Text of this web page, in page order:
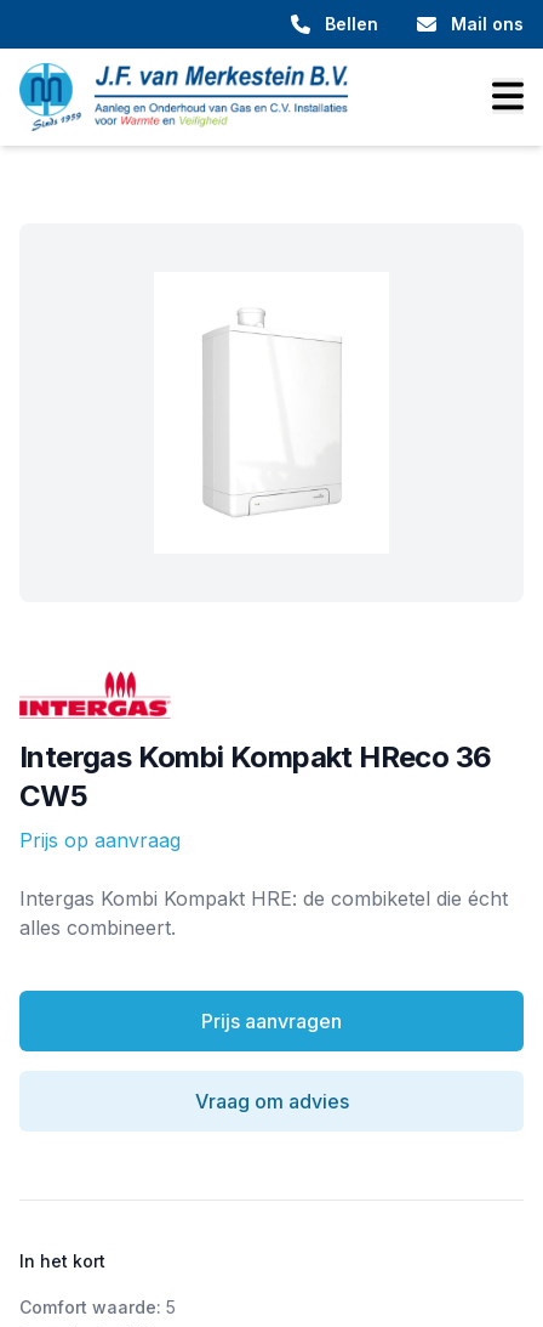
Bellen Mail ons
Intergas Kombi Kompakt HReco 36
CW5
Prijs op aanvraag
Intergas Kombi Kompakt HRE: de combiketel die écht
alles combineert.
Prijs aanvragen
Vraag om advies
In het kort
Comfort waarde: 5